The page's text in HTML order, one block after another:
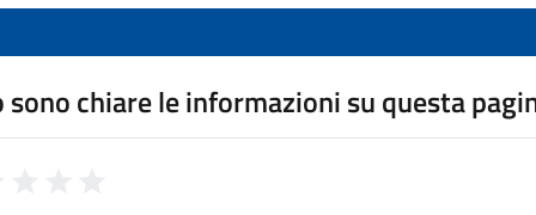
sono chiare le informazioni su questa